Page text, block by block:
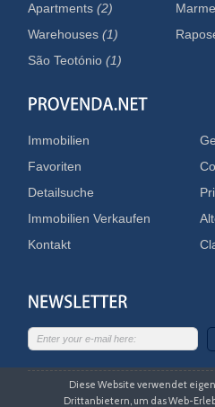
Apartments(2)
Warehouses(1)
São Teotónio(1)
Immobilien
Favoriten
Detailsuche
Immobilien Verkaufen
Kontakt
Diese Website verwendet
Drittanbietern, um das Web-